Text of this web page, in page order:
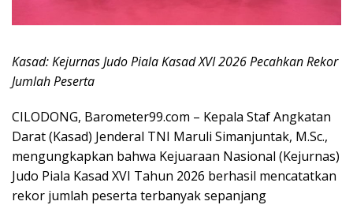
Kasad: Kejurnas Judo Piala Kasad XVI 2026 Pecahkan Rekor
Jumlah Peserta
CILODONG, Barometer99.com – Kepala Staf Angkatan
Darat (Kasad) Jenderal TNI Maruli Simanjuntak, M.Sc.,
mengungkapkan bahwa Kejuaraan Nasional (Kejurnas)
Judo Piala Kasad XVI Tahun 2026 berhasil mencatatkan
rekor jumlah peserta terbanyak sepanjang